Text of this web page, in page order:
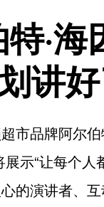
·
讲
市品牌阿尔
展示“让每个
的演讲者、